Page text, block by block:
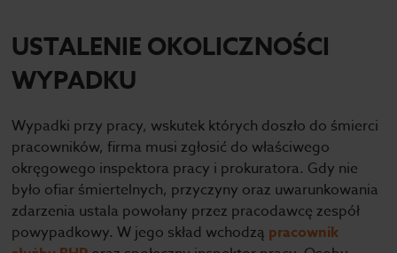
USTALENIE OKOLICZNOŚCI
WYPADKU
Wypadki przy pracy, wskutek których doszło do śmierci
pracowników, firma musi zgłosić do właściwego
okręgowego inspektora pracy i prokuratora. Gdy nie
było ofiar śmiertelnych, przyczyny oraz uwarunkowania
zdarzenia ustala powołany przez pracodawcę zespół
powypadkowy. W jego skład wchodzą pracownik